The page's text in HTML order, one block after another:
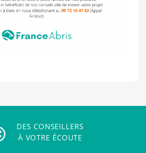
DES CONSEILLERS
À VOTRE ÉCOUTE